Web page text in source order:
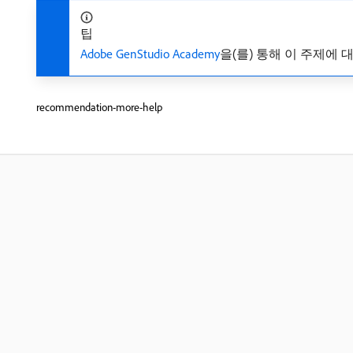
팁
Adobe GenStudio Academy을(를) 통해 이 주제에
recommendation-more-help